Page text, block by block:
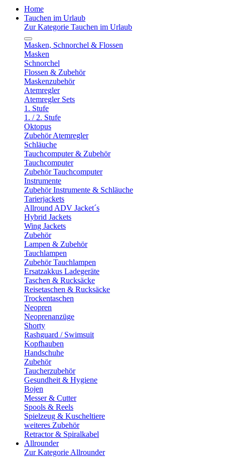
Home
Tauchen im Urlaub
Zur Kategorie Tauchen im Urlaub
Masken, Schnorchel & Flossen
Masken
Schnorchel
Flossen & Zubehör
Maskenzubehör
Atemregler
Atemregler Sets
1. Stufe
1. / 2. Stufe
Oktopus
Zubehör Atemregler
Schläuche
Tauchcomputer & Zubehör
Tauchcomputer
Zubehör Tauchcomputer
Instrumente
Zubehör Instrumente & Schläuche
Tarierjackets
Allround ADV Jacket´s
Hybrid Jackets
Wing Jackets
Zubehör
Lampen & Zubehör
Tauchlampen
Zubehör Tauchlampen
Ersatzakkus Ladegeräte
Taschen & Rucksäcke
Reisetaschen & Rucksäcke
Trockentaschen
Neopren
Neoprenanzüge
Shorty
Rashguard / Swimsuit
Kopfhauben
Handschuhe
Zubehör
Taucherzubehör
Gesundheit & Hygiene
Bojen
Messer & Cutter
Spools & Reels
Spielzeug & Kuscheltiere
weiteres Zubehör
Retractor & Spiralkabel
Allrounder
Zur Kategorie Allrounder